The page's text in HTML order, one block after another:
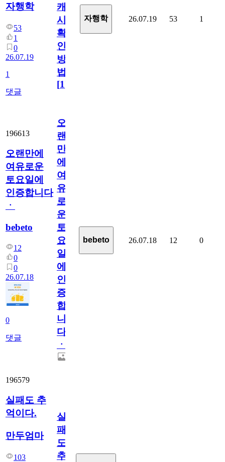
자행학
53
1
0
26.07.19
1
댓글
캐
시
확
인
방
법
[1]
자행학 26.07.19 53 1
196613
오랜만에
여유로운
토요일에
인증합니다
ㆍ
bebeto
12
0
0
26.07.18
0
댓글
오
랜
만
에
여
유
로
운
토
요
일
에
인
증
합
니
다
ㆍ
bebeto 26.07.18 12 0
196579
실패도 추
억이다.
만두엄마
103
실
패
도
추